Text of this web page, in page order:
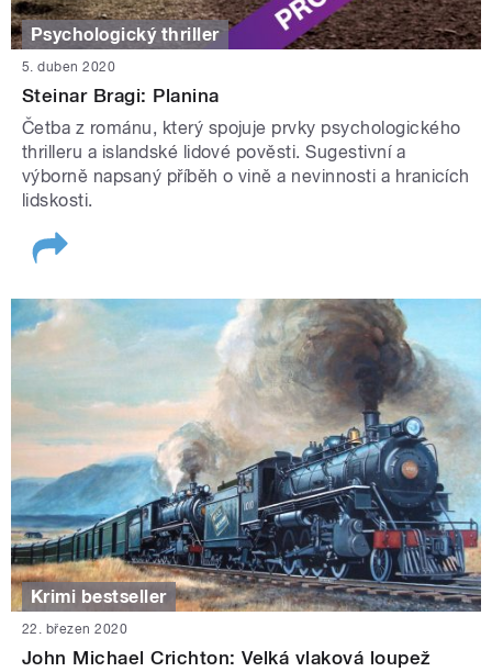
Psychologický thriller
5. duben 2020
Steinar Bragi: Planina
Četba z románu, který spojuje prvky psychologického
thrilleru a islandské lidové pověsti. Sugestivní a
výborně napsaný příběh o vině a nevinnosti a hranicích
lidskosti.
Krimi bestseller
22. březen 2020
John Michael Crichton: Velká vlaková loupež